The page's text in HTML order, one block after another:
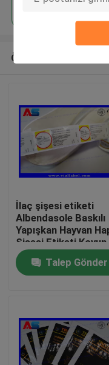
Ürünler
Hakkımızda
Önerilen Ürünler
İlaç şişesi etiketi
Albendasole Baskılı
Yapışkan Hayvan
Şişesi Etiketi Koyun
Keçi için
Talep Gönder